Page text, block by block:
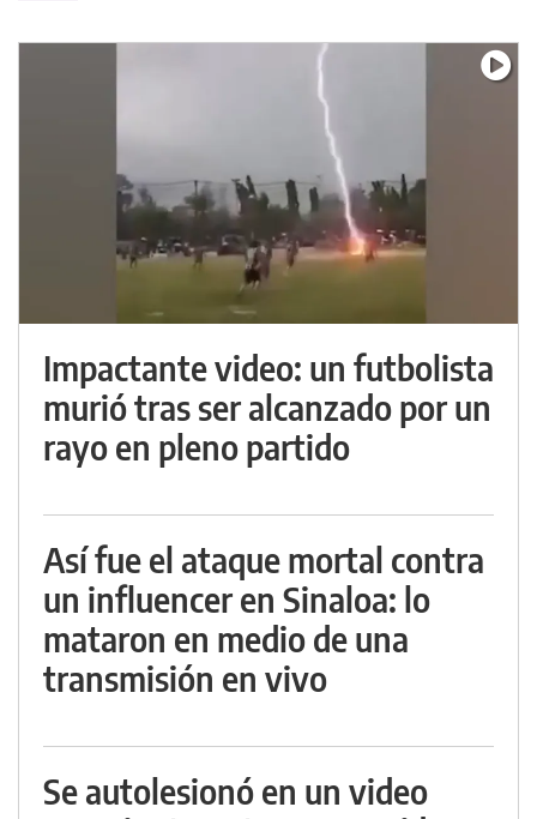
Impactante video: un futbolista
murió tras ser alcanzado por un
rayo en pleno partido
Así fue el ataque mortal contra
un influencer en Sinaloa: lo
mataron en medio de una
transmisión en vivo
Se autolesionó en un video